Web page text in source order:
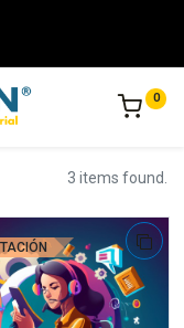
0
3 items found.